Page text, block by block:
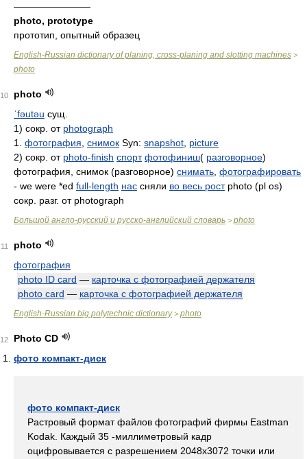
————————
photo, prototype
прототип, опытный образец
English-Russian dictionary of planing, cross-planing and slotting machines >
photo
10
photo
ˈfəutəu сущ.
1) сокр. от photograph
1. фотография снимок Syn: snapshot picture
2) сокр. от photo-finish спорт фотофиниш( разговорное)
фотография, снимок (разговорное) снимать фотографировать
- we were *ed full-length нас сняли во весь ростphoto (pl os)
сокр. разг. от photograph
Большой англо-русский и русско-английский словарь > photo
11
photo
фотография
photo ID card — карточка с фотографией держателя
photo card — карточка с фотографией держателя
English-Russian big polytechnic dictionary> photo
12
Photo CD
фото компакт-диск
фото компакт-диск
Растровый формат файлов фотографий фирмы Eastman
Kodak. Каждый 35 -миллиметровый кадр
оцифровывается с разрешением 2048х3072 точки или